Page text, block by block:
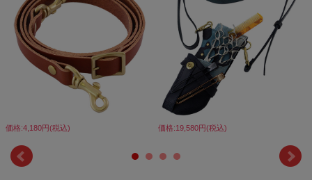
価格:4,180円(税込) 価格:19,580円(税込)